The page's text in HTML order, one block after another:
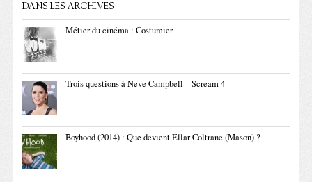
DANS LES ARCHIVES
Métier du cinéma : Costumier
Trois questions à Neve Campbell – Scream 4
Boyhood (2014) : Que devient Ellar Coltrane (Mason) ?